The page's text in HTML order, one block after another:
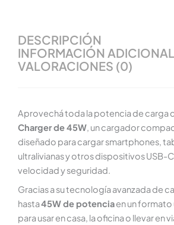
DESCRIPCIÓN
INFORMACIÓN ADICIONAL
VALORACIONES (0)
Aprovechá toda la potencia de carga
Charger de 45W, un cargador
diseñado para cargar smartphones,
ultralivianas y otros dispositivos USB-
velocidad y seguridad.
Gracias a su tecnología avanzada de
hasta45W de potenciaen un
para usar en casa, la oficina o llevar en